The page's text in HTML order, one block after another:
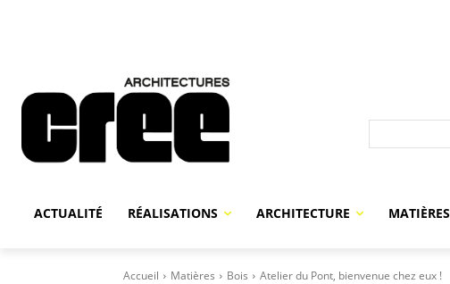
ACTUALITÉ RÉALISATIONS ARCHITECTURE MATIÈRES
Accueil Matières Bois Atelier du Pont, bienvenue chez eux !